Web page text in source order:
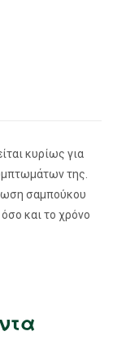
κυρίως για
της.
σαμπούκου
και το χρόνο